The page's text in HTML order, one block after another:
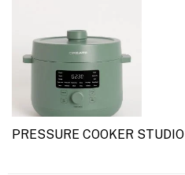
PRESSURE COOKER STUDIO